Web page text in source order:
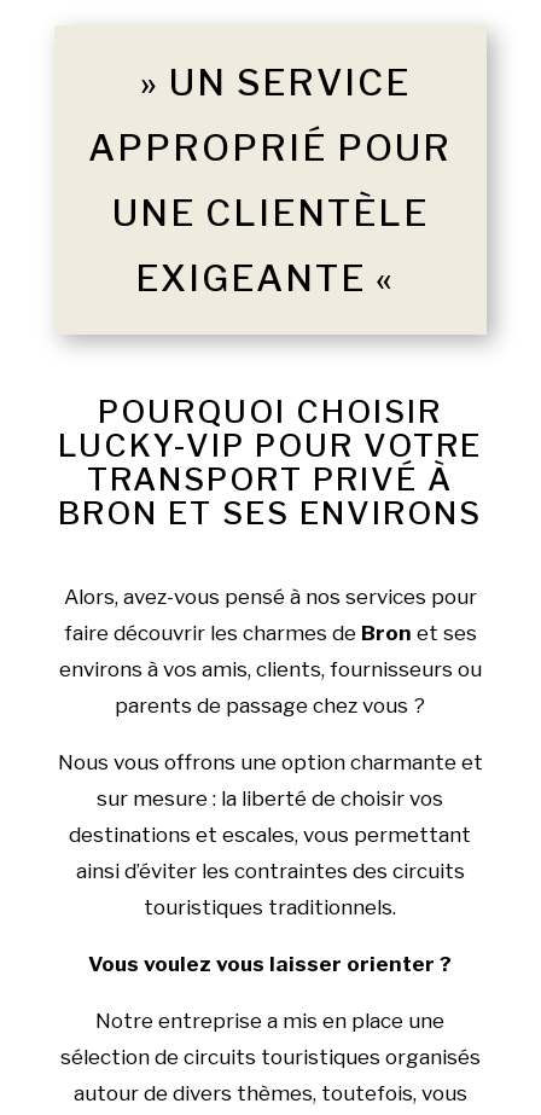
» UN SERVICE
APPROPRIÉ POUR
UNE CLIENTÈLE
EXIGEANTE «
POURQUOI CHOISIR
LUCKY-VIP POUR VOTRE
TRANSPORT PRIVÉ À
BRON ET SES ENVIRONS
Alors, avez-vous pensé à nos services pour
faire découvrir les charmes de Bron et ses
environs à vos amis, clients, fournisseurs ou
parents de passage chez vous ?
Nous vous offrons une option charmante et
sur mesure : la liberté de choisir vos
destinations et escales, vous permettant
ainsi d’éviter les contraintes des circuits
touristiques traditionnels.
Vous voulez vous laisser orienter ?
Notre entreprise a mis en place une
sélection de circuits touristiques organisés
autour de divers thèmes, toutefois, vous